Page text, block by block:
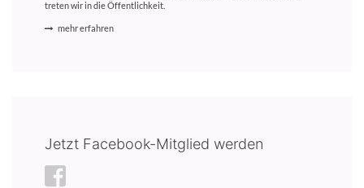
treten wir in die Öffentlichkeit.
mehr erfahren
Jetzt Facebook-Mitglied werden